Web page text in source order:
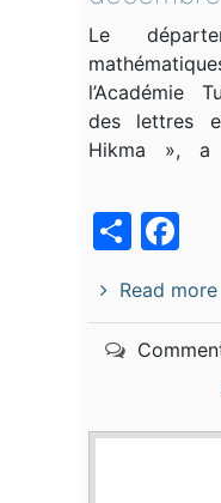
Le
l’Académie
des lettres
Hikma », a
Read more